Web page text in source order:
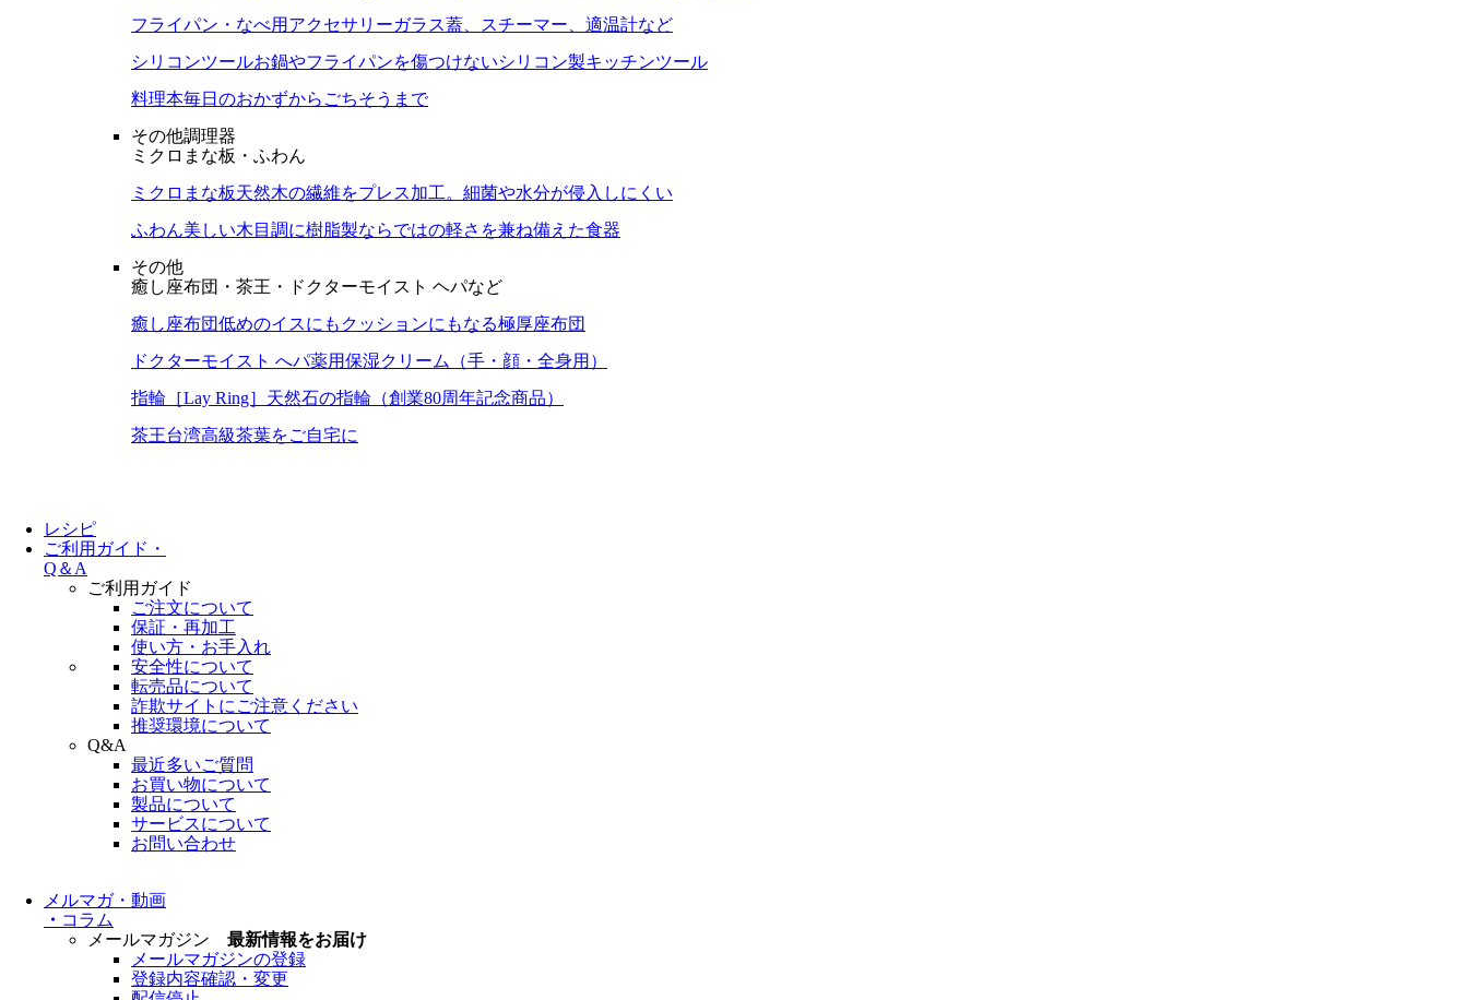
フライパン・なべ用アクセサリーガラス蓋、スチーマー、適温計など
シリコンツールお鍋やフライパンを傷つけないシリコン製キッチンツール
料理本毎日のおかずからごちそうまで
その他調理器
ミクロまな板・ふわん
ミクロまな板天然木の繊維をプレス加工。細菌や水分が侵入しにくい
ふわん美しい木目調に樹脂製ならではの軽さを兼ね備えた食器
その他
癒し座布団・茶王・ドクターモイスト ヘパなど
癒し座布団低めのイスにもクッションにもなる極厚座布団
ドクターモイスト へパ薬用保湿クリーム（手・顔・全身用）
指輪［Lay Ring］ 天然石の指輪（創業80周年記念商品）
茶王台湾高級茶葉をご自宅に
レシピ
ご利用ガイド・
Q＆A
ご利用ガイド
ご注文について
保証・再加工
使い方・お手入れ
安全性について
転売品について
詐欺サイトにご注意ください
推奨環境について
Q&A
最近多いご質問
お買い物について
製品について
サービスについて
お問い合わせ
メルマガ・動画
・ コラム
メールマガジン 最新情報をお届け
メールマガジンの登録
登録内容確認・変更